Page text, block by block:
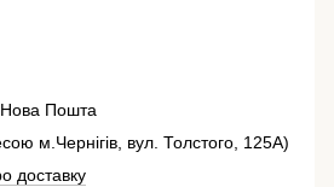
Нова Пошта
м.Чернігів, вул. Толстого, 125А)
доставку